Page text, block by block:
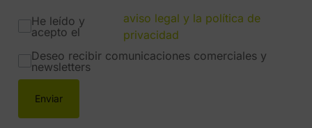
He leído y
acepto el
aviso legal y la política de
privacidad
Deseo recibir comunicaciones comerciales y
newsletters
Enviar